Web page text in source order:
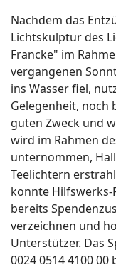
Nachdem das
Lichtskulptur des
Francke" im
vergangenen
ins Wasser fiel,
Gelegenheit, noch
guten Zweck und
wird im Rahmen
unternommen,
Teelichtern
konnte
bereits
verzeichnen und
Unterstützer. Das
0024 0514 4100